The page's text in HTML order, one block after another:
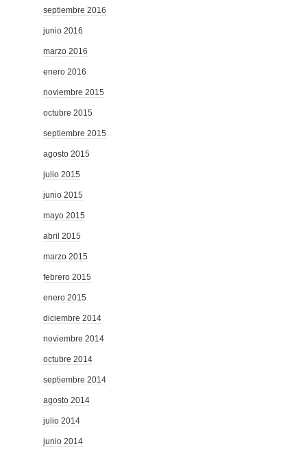
septiembre 2016
junio 2016
marzo 2016
enero 2016
noviembre 2015
octubre 2015
septiembre 2015
agosto 2015
julio 2015
junio 2015
mayo 2015
abril 2015
marzo 2015
febrero 2015
enero 2015
diciembre 2014
noviembre 2014
octubre 2014
septiembre 2014
agosto 2014
julio 2014
junio 2014